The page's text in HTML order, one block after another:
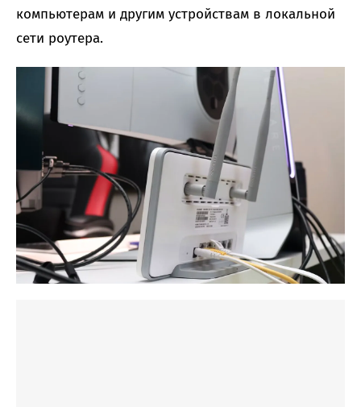
компьютерам и другим устройствам в локальной
сети роутера.